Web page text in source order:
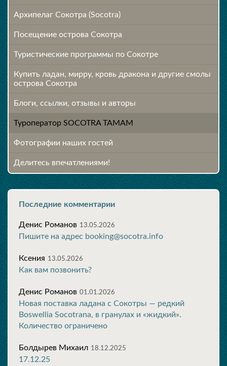
Архипелаг Сокотра (Socotra)
Посещение острова Cокотра
Туристические программы по Сокотре
Купить ладан, мирру, кровь дракона и другие смолы
острова Сокотра
Блоги, ссылки, отзывы и авторы
Туроператор SOCOTRA TAMAM
Фотографии наших гостей
Делитесь впечатлениями!
Последние комментарии
Денис Романов 13.05.2026
Пишите на адрес booking@socotra.info
Ксения 13.05.2026
Как вам позвонить?
Денис Романов 01.01.2026
Новая поставка ладана с Сокотры — редкий
Boswellia Socotrana, в гранулах и «жидкий».
Количество ограничено
Болдырев Михаил 18.12.2025
17.12.25